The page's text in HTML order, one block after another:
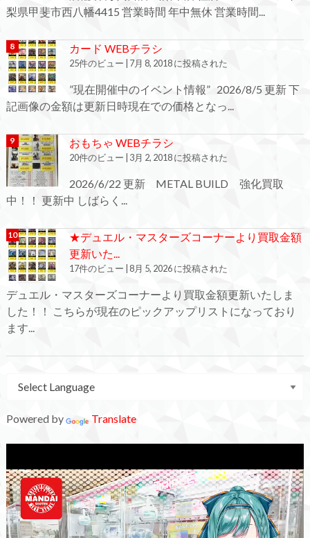
梨県甲斐市西八幡4415 営業時間 年中無休 営業時間...
カード WEBチラシ
25件のビュー 7月 8, 2018 に投稿された
”現在開催中のイベント情報” 2026/8/5 更新 下
記画像の金額は更新日時現在での価格となっ...
おもちゃ WEBチラシ
20件のビュー 3月 2, 2018 に投稿された
2026/6/22 更新 METAL BUILD 強化買取
中！！ 更新中 しばらく...
★デュエル・マスターズコーナーより買取金額
更新いた...
17件のビュー 8月 5, 2026 に投稿された
デュエル・マスターズコーナーより買取金額更新いたしま
した！！ こちらが現在のピックアップリストになっており
ます...
Powered by Translate